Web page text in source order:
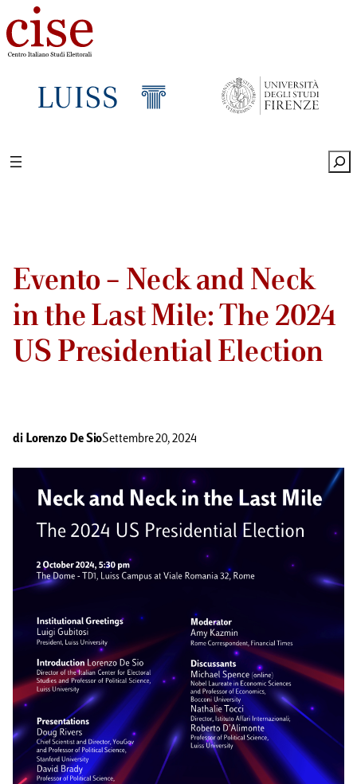
Evento – Neck and Neck
in the Last Mile: The 2024
US Presidential Election
di Lorenzo De SioSettembre 20, 2024